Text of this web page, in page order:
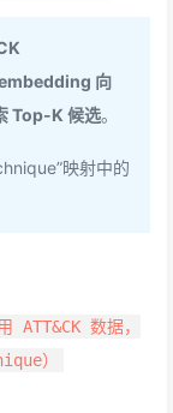
向
Top-K 候选。
映射中的
ATT&CK 数据，
）